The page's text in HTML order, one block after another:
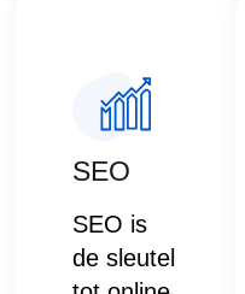
SEO
SEO is
de sleutel